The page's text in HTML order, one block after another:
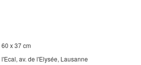
x 37 cm
av. de l'Elysée, Lausanne